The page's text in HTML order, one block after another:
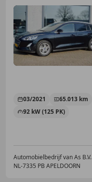
03/2021 65.013 km
92 kW (125 PK)
Automobielbedrijf van As B.V.
NL-7335 PB APELDOORN